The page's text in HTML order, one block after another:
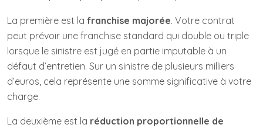
La première est la franchise majorée. Votre contrat
peut prévoir une franchise standard qui double ou triple
lorsque le sinistre est jugé en partie imputable à un
défaut d’entretien. Sur un sinistre de plusieurs milliers
d’euros, cela représente une somme significative à votre
charge.
La deuxième est la réduction proportionnelle de